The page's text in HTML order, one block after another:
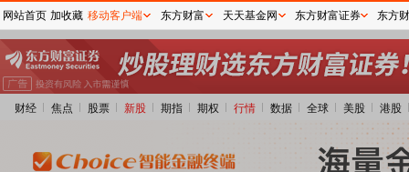
财经 焦点 股票 新股 期指 期权 行情 数据 全球 美股 港股
网站首页 加收藏 移动客户端 东方财富 天天基金网 东方财富证券 东方